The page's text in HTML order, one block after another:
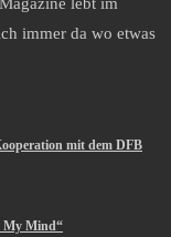
immer da wo etwas
mit dem DFB
My Mind“